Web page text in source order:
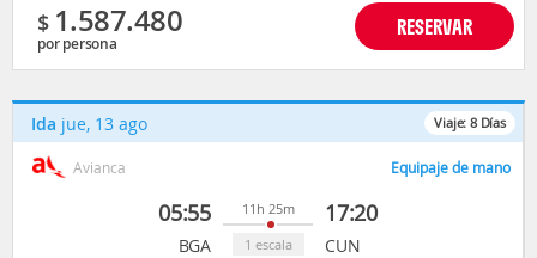
$ 1.587.480
por persona
RESERVAR
Viaje: 8 Días
Ida jue, 13 ago
Avianca Equipaje de mano
05:55
BGA
11h 25m
1 escala
17:20
CUN